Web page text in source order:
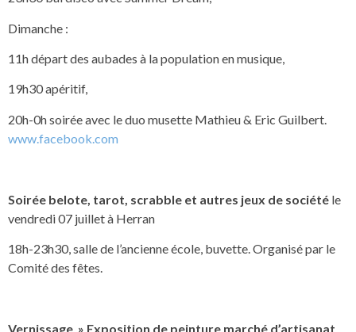
Dimanche :
11h départ des aubades à la population en musique,
19h30 apéritif,
20h-0h soirée avec le duo musette Mathieu & Eric Guilbert.
www.facebook.com
Soirée belote, tarot, scrabble et autres jeux de société le
vendredi 07 juillet à Herran
18h-23h30, salle de l’ancienne école, buvette. Organisé par le
Comité des fêtes.
Vernissage » Exposition de peinture marché d’artisanat